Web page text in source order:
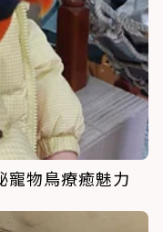
寵物鳥療癒魅力